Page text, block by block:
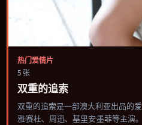
热门爱情片
5 张
双重的追索
双重的追索是一部澳大利亚出品的
雅·赛杜、周迅、基里安·墨菲等主